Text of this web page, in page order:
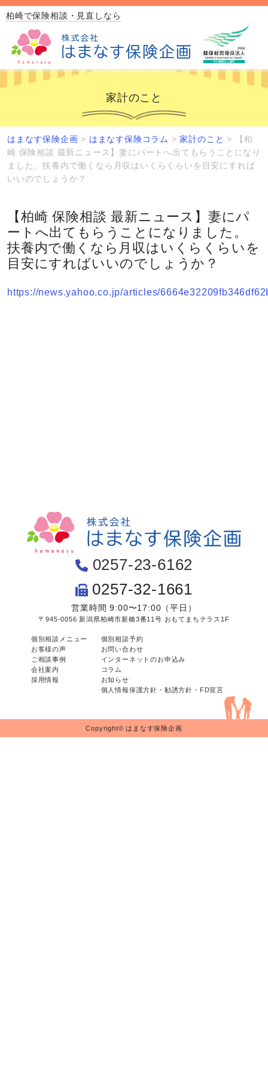
柏崎で保険相談・見直しなら
家計のこと
はまなす保険企画 > はまなす保険コラム >家計のこと >
【柏
崎 保険相談 最新ニュース】妻にパートへ出てもらうことになり
ました。扶養内で働くなら月収はいくらくらいを目安にすれば
いいのでしょうか？
【柏崎 保険相談 最新ニュース】妻にパ
ートへ出てもらうことになりました。
扶養内で働くなら月収はいくらくらいを
目安にすればいいのでしょうか？
https://news.yahoo.co.jp/articles/
0257-23-6162
0257-32-1661
営業時間 9:00〜17:00（平日）
〒945-0056 新潟県柏崎市新橋3番11号 おもてまちテラス1F
個別相談メニュー
お客様の声
ご相談事例
会社案内
採用情報
個別相談予約
お問い合わせ
インターネットのお申込み
コラム
お知らせ
個人情報保護方針・勧誘方針・FD宣言
Copyright© はまなす保険企画